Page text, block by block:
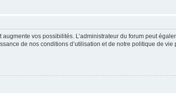
vos possibilités. L’administrateur du forum peut
de nos conditions d’utilisation et de notre politique de